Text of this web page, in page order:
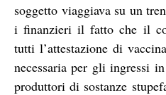
soggetto viaggiava su un
i finanzieri il fatto che il
tutti l’attestazione di
necessaria per gli ingressi
produttori di sostanze